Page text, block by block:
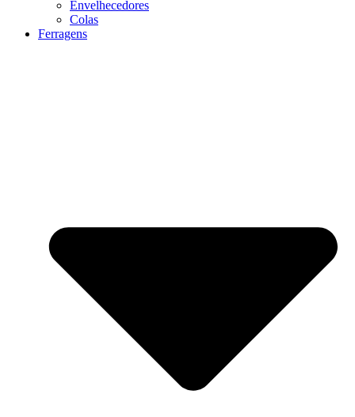
Envelhecedores
Colas
Ferragens